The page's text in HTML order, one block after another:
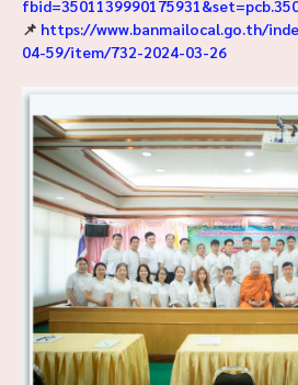
📌 https://www.banmailocal.go.th/
04-59/item/732-2024-03-26